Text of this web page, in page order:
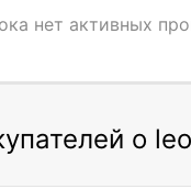
нет активных
о